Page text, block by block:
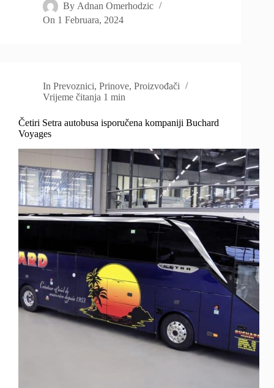
By Adnan Omerhodzic
On 1 Februara, 2024
In Prevoznici,Prinove,Proizvođači
Vrijeme čitanja 1 min
Četiri Setra autobusa isporučena kompaniji Buchard
Voyages